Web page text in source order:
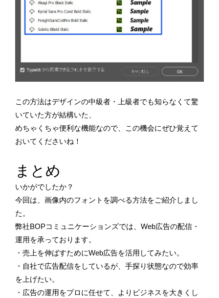
この方法はデザインの中級者・上級者でも知らなくて驚
いていた方が結構いた、
めちゃくちゃ便利な機能なので、この機会にぜひ覚えて
おいてくださいね！
まとめ
いかがでしたか？
今回は、画像内のフォントを調べる方法をご紹介しまし
た。
弊社BOPコミュニケーションズでは、Web広告の配信・
運用を承っております。
・売上を伸ばすためにWeb広告を活用してみたい。
・自社で広告配信をしているが、手探り状態なので効率
を上げたい。
・広告の運用をプロに任せて、よりビジネスを大きくし